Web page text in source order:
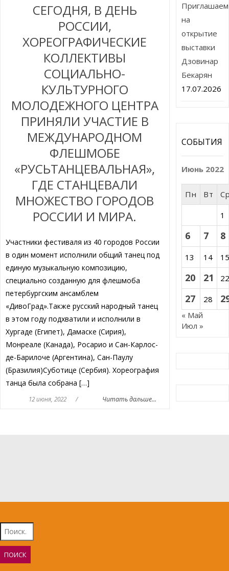
СЕГОДНЯ, В ДЕНЬ
РОССИИ,
ХОРЕОГРАФИЧЕСКИЕ
КОЛЛЕКТИВЫ
СОЦИАЛЬНО-
КУЛЬТУРНОГО
МОЛОДЕЖНОГО ЦЕНТРА
ПРИНЯЛИ УЧАСТИЕ В
МЕЖДУНАРОДНОМ
ФЛЕШМОБЕ
«РУСЬТАНЦЕВАЛЬНАЯ»,
ГДЕ СТАНЦЕВАЛИ
МНОЖЕСТВО ГОРОДОВ
РОССИИ И МИРА.
Участники фестиваля из 40 городов России
в один момент исполнили общий танец под
единую музыкальную композицию,
специально созданную для флешмоба
петербургским ансамблем
«ДивоГрад».Также русский народный танец
в этом году подхватили и исполнили в
Хургаде (Египет), Дамаске (Сирия),
Монреале (Канада), Росарио и Сан-Карлос-
де-Барилоче (Аргентина), Сан-Паулу
(Бразилия)Суботице (Сербия). Хореография
танца была собрана […]
12 июня, 2022 / Читать дальше...
Приглашаем
на
открытие
выставки
Дзовинар
Бекарян
17.07.2026
СОБЫТИЯ
Июнь 2022
Пн Вт
1
6 7 8
13 14
20 21
27 28
« Май
Июл »
Найти: